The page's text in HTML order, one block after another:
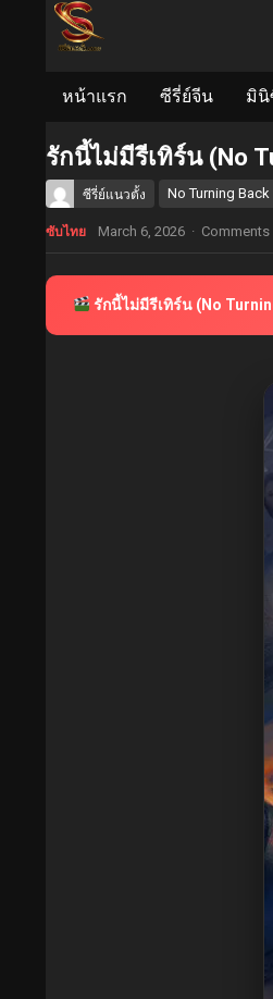
หน้าแรก ซีรี่ย์จีน มินิ
รักนี้ไม่มีรีเทิร์น (No
ซีรี่ย์แนวตั้ง No Turning
ซับไทย March 6, 2026 ·
รักนี้ไม่มีรีเทิร์น (No